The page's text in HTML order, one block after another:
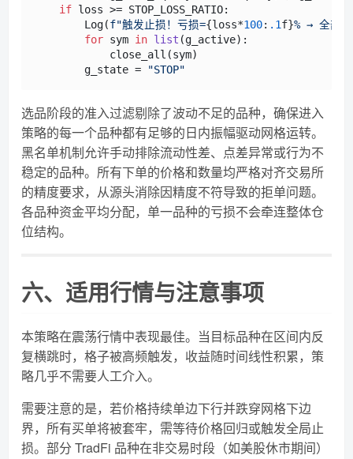
if loss >= STOP_LOSS_RATIO:
        Log(
f"触发止损！亏损={loss*100: .1f}% → 全部
for sym in list (g_active):
            close_all(sym)
        g_state =
"STOP"
选品阶段的准入过滤剔除了波动不足的品种，确保进入
策略的每一个品种都有足够的日内振幅驱动网格运转。
黑名单机制允许手动排除流动性差、点差异常或行为不
稳定的品种。所有下单的价格和数量均严格对齐交易所
的精度要求，从源头消除因精度不符导致的拒单问题。
各品种资金平均分配，单一品种的亏损不会牵连整体仓
位结构。
六、适用行情与注意事项
本策略在震荡行情中表现最佳。当目标品种在区间内反
复横跳时，格子被高频触发，收益随时间线性积累，策
略几乎不需要人工介入。
需要注意的是，若价格持续单边下行并跌穿网格下边
界，所有买单将被套牢，需等待价格回归或触发全局止
损。部分 TradFi 品种在非交易时段（如美股休市期间）